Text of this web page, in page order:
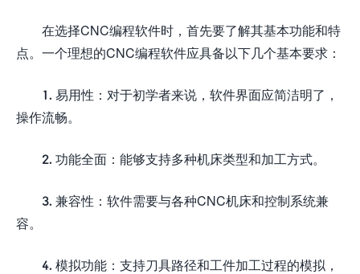
在选择CNC编程软件时，首先要了解其基本功能和特
点。一个理想的CNC编程软件应具备以下几个基本要求：
1. 易用性：对于初学者来说，软件界面应简洁明了，
操作流畅。
2. 功能全面：能够支持多种机床类型和加工方式。
3. 兼容性：软件需要与各种CNC机床和控制系统兼
容。
4. 模拟功能：支持刀具路径和工件加工过程的模拟，